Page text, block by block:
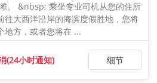
。 &nbsp; 乘坐专业司机从您的住所
往大西洋沿岸的海滨度假胜地，您将
地方，或者您将在 ...
(24小时通知) 细节